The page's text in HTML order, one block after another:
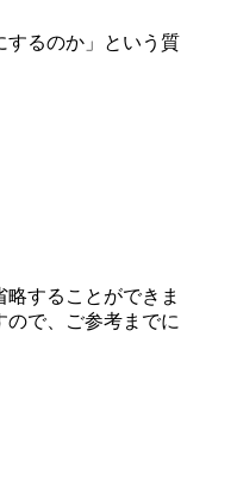
するのか」という質
することができま
で、ご参考までに